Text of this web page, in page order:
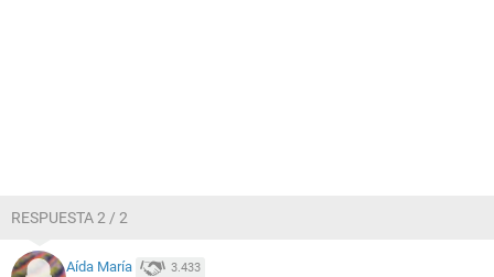
RESPUESTA 2 / 2
Aída María 3.433